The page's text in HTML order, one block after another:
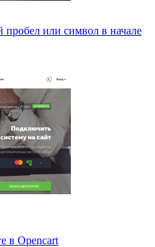
или символ в начале
в Opencart